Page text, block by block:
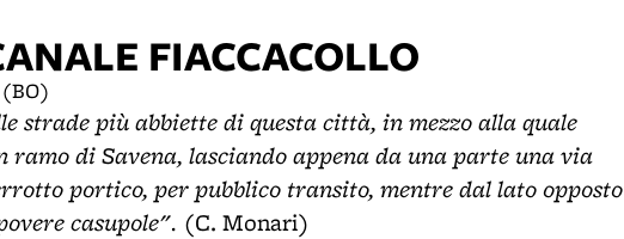
FIACCACOLLO
strade più abbiette di questa città, in mezzo alla quale
ramo di Savena, lasciando appena da una parte una via
portico, per pubblico transito, mentre dal lato opposto
casupole". (C. Monari)